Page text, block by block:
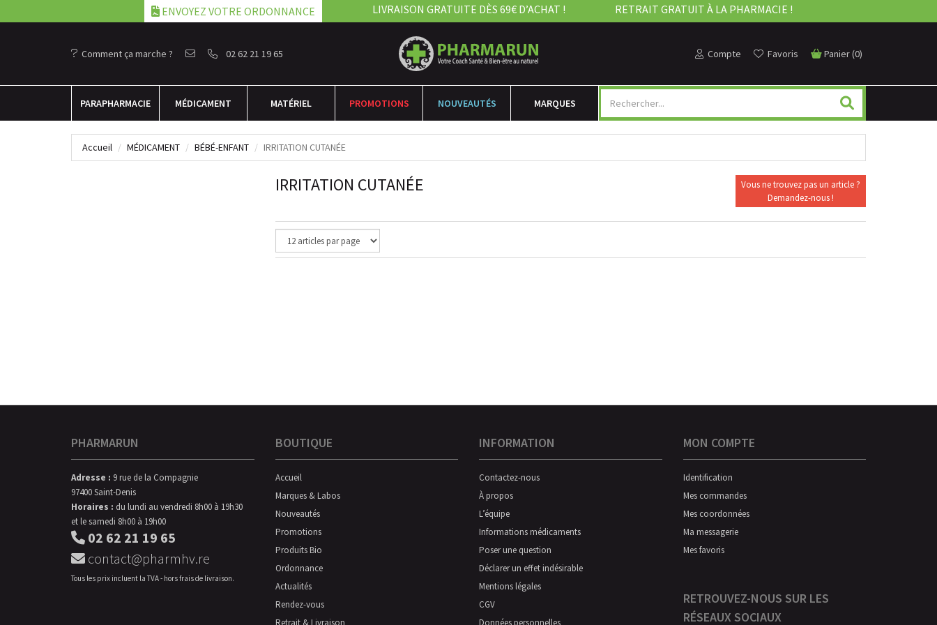
LIVRAISON GRATUITE DÈS 69€ D’ACHAT !
ENVOYEZ VOTRE ORDONNANCE RETRAIT GRATUIT À LA PHARMACIE !
Comment ça marche ? 02 62 21 19 65 Compte Favoris Panier(0)
PARAPHARMACIE MÉDICAMENT MATÉRIEL PROMOTIONS NOUVEAUTÉS MARQUES
Accueil MÉDICAMENT BÉBÉ-ENFANT IRRITATION CUTANÉE
Vous ne trouvez pas un article ?
Demandez-nous !
IRRITATION CUTANÉE
PHARMARUN
Adresse : 9 rue de la Compagnie
97400 Saint-Denis
Horaires : du lundi au vendredi 8h00 à 19h30
et le samedi 8h00 à 19h00
02 62 21 19 65
contact@pharmhv.re
Tous les prix incluent la TVA - hors frais de livraison.
BOUTIQUE
Accueil
Marques & Labos
Nouveautés
Promotions
Produits Bio
Ordonnance
Actualités
Rendez-vous
Retrait & Livraison
INFORMATION
Contactez-nous
À propos
L’équipe
Informations médicaments
Poser une question
Déclarer un effet indésirable
Mentions légales
CGV
Données personnelles
MON COMPTE
Identification
Mes commandes
Mes coordonnées
Ma messagerie
Mes favoris
RETROUVEZ-NOUS SUR LES
RÉSEAUX SOCIAUX